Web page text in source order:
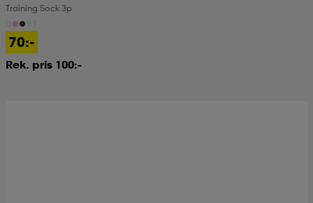
Training Sock 3p
70:-
Rek. pris 100:-